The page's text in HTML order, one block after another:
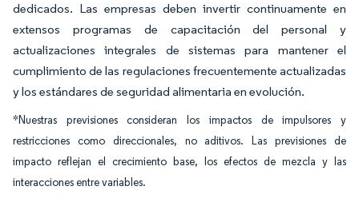
dedicados. Las empresas deben invertir continuamente en
extensos programas de capacitación del personal y
actualizaciones integrales de sistemas para mantener el
cumplimiento de las regulaciones frecuentemente actualizadas
y los estándares de seguridad alimentaria en evolución.
*Nuestras previsiones consideran los impactos de impulsores y
restricciones como direccionales, no aditivos. Las previsiones de
impacto reflejan el crecimiento base, los efectos de mezcla y las
interacciones entre variables.